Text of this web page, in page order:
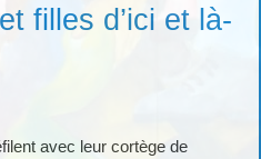
filles d’ici et là-
avec leur cortège de